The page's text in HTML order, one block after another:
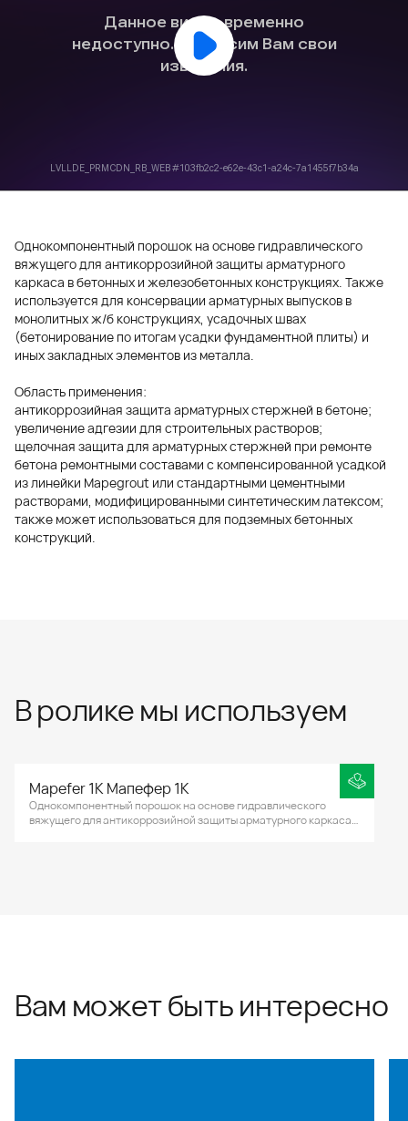
Однокомпонентный порошок на основе гидравлического
вяжущего для антикоррозийной защиты арматурного
каркаса в бетонных и железобетонных конструкциях. Также
используется для консервации арматурных выпусков в
монолитных ж/б конструкциях, усадочных швах
(бетонирование по итогам усадки фундаментной плиты) и
иных закладных элементов из металла.
Область применения:
антикоррозийная защита арматурных стержней в бетоне;
увеличение адгезии для строительных растворов;
щелочная защита для арматурных стержней при ремонте
бетона ремонтными составами с компенсированной усадкой
из линейки Mapegrout или стандартными цементными
растворами, модифицированными синтетическим латексом;
также может использоваться для подземных бетонных
конструкций.
В ролике мы используем
Mapefer 1K Мапефер 1К
Однокомпонентный порошок на основе гидравлического
вяжущего для антикоррозийной защиты арматурного каркаса в
Вам может быть интересно